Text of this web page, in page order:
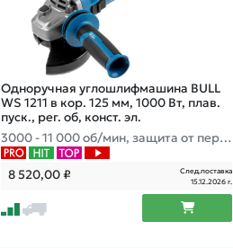
Одноручная углошлифмашина BULL
WS 1211 в кор. 125 мм, 1000 Вт, плав.
пуск., рег. об, конст. эл.
3000 - 11 000 об/мин, защита от перег
рузки, защита от повторного включе
ния, вес 2,35 кг
8 520,00₽
След.поставка
15.12.2026 г.